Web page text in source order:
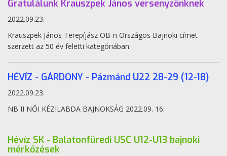
Gratulálunk Krauszpek János versenyzőnknek
2022.09.23.
Krauszpek János Terepíjász OB-n Országos Bajnoki címet
szerzett az 50 év feletti kategóriában.
HÉVÍZ - GÁRDONY - Pázmánd U22 28-29 (12-18)
2022.09.23.
NB II NŐI KÉZILABDA BAJNOKSÁG 2022.09. 16.
Hévíz SK - Balatonfüredi USC U12-U13 bajnoki
mérkőzések